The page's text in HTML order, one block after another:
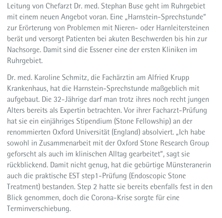
Leitung von Chefarzt Dr. med. Stephan Buse geht im Ruhrgebiet
mit einem neuen Angebot voran. Eine „Harnstein-Sprechstunde“
zur Erörterung von Problemen mit Nieren- oder Harnleitersteinen
berät und versorgt Patienten bei akuten Beschwerden bis hin zur
Nachsorge. Damit sind die Essener eine der ersten Kliniken im
Ruhrgebiet.
Dr. med. Karoline Schmitz, die Fachärztin am Alfried Krupp
Krankenhaus, hat die Harnstein-Sprechstunde maßgeblich mit
aufgebaut. Die 32-Jährige darf man trotz ihres noch recht jungen
Alters bereits als Expertin betrachten. Vor ihrer Facharzt-Prüfung
hat sie ein einjähriges Stipendium (Stone Fellowship) an der
renommierten Oxford Universität (England) absolviert. „Ich habe
sowohl in Zusammenarbeit mit der Oxford Stone Research Group
geforscht als auch im klinischen Alltag gearbeitet“, sagt sie
rückblickend. Damit nicht genug, hat die gebürtige Münsteranerin
auch die praktische EST step1-Prüfung (Endoscopic Stone
Treatment) bestanden. Step 2 hatte sie bereits ebenfalls fest in den
Blick genommen, doch die Corona-Krise sorgte für eine
Terminverschiebung.